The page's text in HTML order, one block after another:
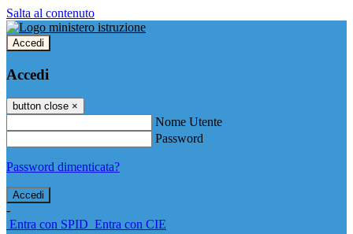
Salta al contenuto
Accedi
Accedi
button close ×
Nome Utente
Password
Password dimenticata?
-
Entra con SPID Entra con CIE